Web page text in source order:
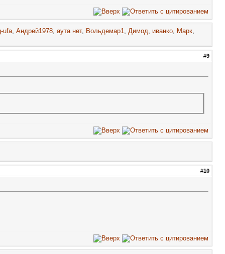
ufa, Андрей1978, аута нет, Вольдемар1, Димод, иванко, Марк,
#9
#10